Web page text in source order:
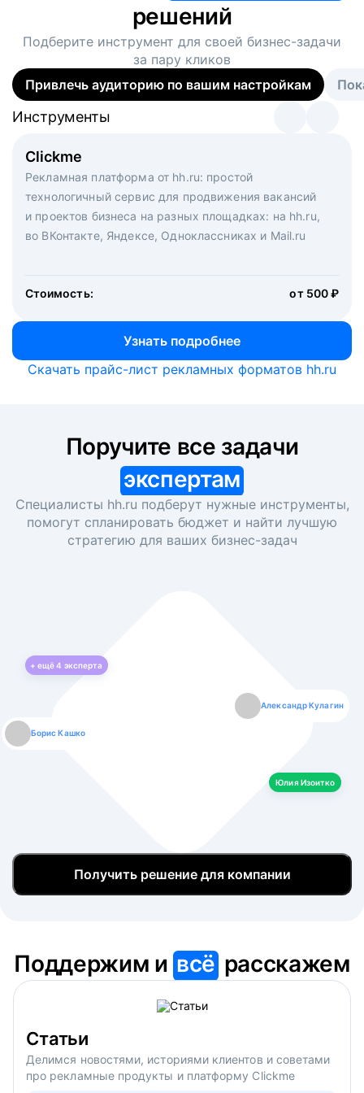
решений
Подберите инструмент для своей бизнес-задачи
за пару кликов
Привлечь аудиторию по вашим настройкам
Clickme
Рекламная платформа от hh.ru: простой
технологичный сервис для продвижения вакансий
и проектов бизнеса на разных площадках: на hh.ru,
во ВКонтакте, Яндексе, Одноклассниках и Mail.ru
Стоимость: от 500 ₽
Узнать подробнее
Инструменты
Вакансия дня
Рекламный формат для вакансий на главной странице
hh.ru. Увеличивает количество откликов
Инструменты
Массовый подбор под ключ. Решите, сколько
кандидатов и когда вам нужно, и за дело возьмутся
маркетологи, рекрутеры и проектные менеджеры
hh.ru с целым набором digital-инструментов
Инструменты
Скачать прайс-лист рекламных форматов hh.ru
экспертам
Специалисты hh.ru подберут нужные инструменты,
помогут спланировать бюджет и найти лучшую
стратегию для ваших бизнес-задач
+ ещё4 эксперта
Борис Кашко
Александр Кулагин
Юлия Изоитко
Юлия Изоитко
Даниил Макаров
Александр Кулагин
Екатерина Лазаренко
Даниил Макаров
Борис Кашко
Екатерина Лазаренко
Юлия Изоитко
Получить решение для компании
Поддержим ивсё расскажем
Статьи
Делимся новостями, историями клиентов и советами
про рекламные продукты и платформу Clickme